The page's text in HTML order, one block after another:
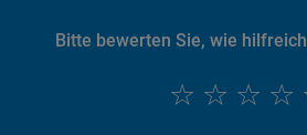
Bitte bewerten Sie, wie